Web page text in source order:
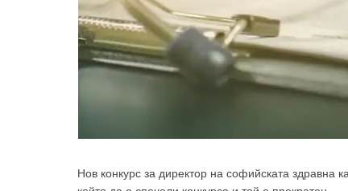
Нов конкурс за директор на софийската